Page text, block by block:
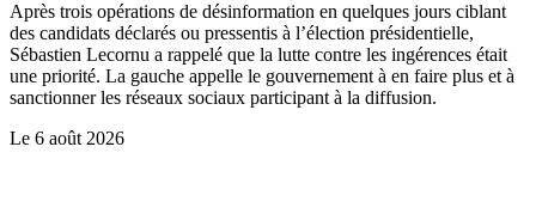
Après trois opérations de désinformation en quelques jours ciblant
des candidats déclarés ou pressentis à l’élection présidentielle,
Sébastien Lecornu a rappelé que la lutte contre les ingérences était
une priorité. La gauche appelle le gouvernement à en faire plus et à
sanctionner les réseaux sociaux participant à la diffusion.
Le 6 août 2026